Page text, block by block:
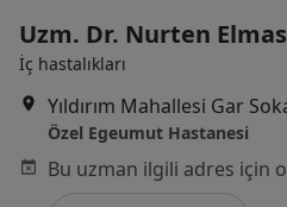
Uzm. Dr. Nurten Elmas
İç hastalıkları
Özel Egeumut Hastanesi